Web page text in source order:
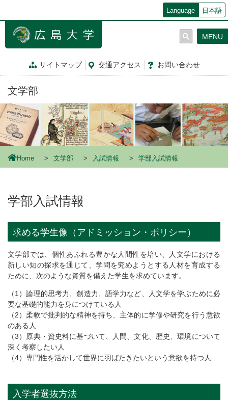
ン
動
Language 日本語
サイトマップ 交通アクセス お問い合わせ
MENU
文学部
Home 文学部 入試情報 学部入試情報
学部入試情報
求める学生像（アドミッション・ポリシー）
文学部では、個性あふれる豊かな人間性を培い、人文学における
新しい知の探求を通じて、学問を究めようとする人材を育成する
ために、次のような資質を備えた学生を求めています。
（1）論理的思考力、創造力、語学力など、人文学を学ぶために必
要な基礎的能力を身につけている人
（2）柔軟で批判的な精神を持ち、主体的に学修や研究を行う意欲
のある人
（3）原典・資史料に基づいて、人間、文化、歴史、環境について
深く考察したい人
（4）専門性を活かして世界に羽ばたきたいという意欲を持つ人
入学者選抜方法